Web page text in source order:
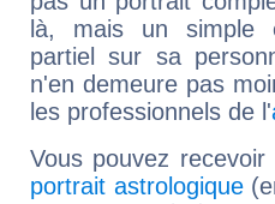
là, mais un simple
partiel sur sa
n'en demeure pas
les professionnels de l'
Vous pouvez
portrait astrologique